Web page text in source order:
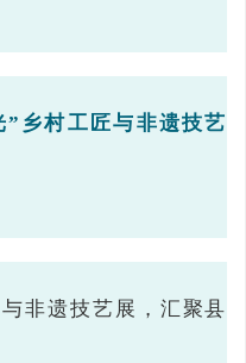
”乡村工匠与非遗技艺
非遗技艺展，汇聚县